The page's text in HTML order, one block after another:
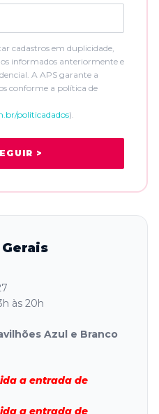
às 20h
Azul e Branco
a entrada de
a entrada de
cadastros em duplicidade,
informados anteriormente e
A APS garante a
conforme a política de
politicadados).
>